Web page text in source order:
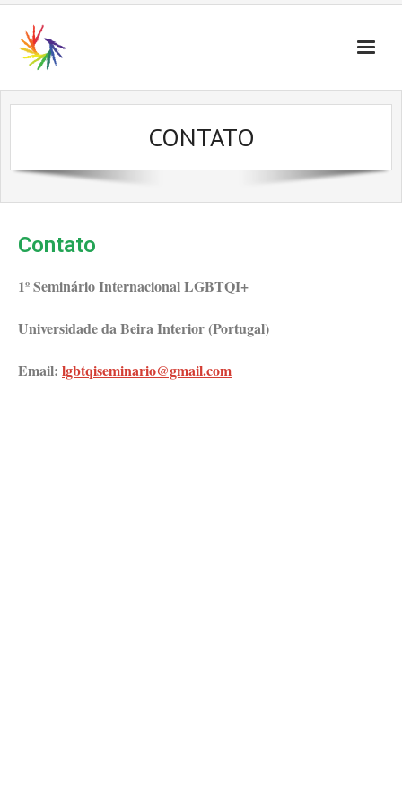
CONTATO
Contato
1º Seminário Internacional LGBTQI+
Universidade da Beira Interior (Portugal)
Email: lgbtqiseminario@gmail.com